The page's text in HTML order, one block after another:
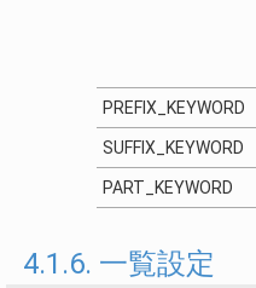
PREFIX_KEYWORD
SUFFIX_KEYWORD
PART_KEYWORD
4.1.6. 一覧設定